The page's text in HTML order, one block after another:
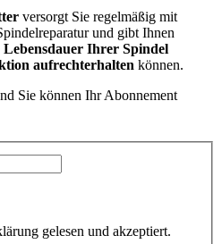
versorgt Sie regelmäßig mit
und gibt Ihnen
Lebensdauer Ihrer Spindel
aufrechterhalten können.
Sie können Ihr Abonnement
gelesen und akzeptiert.